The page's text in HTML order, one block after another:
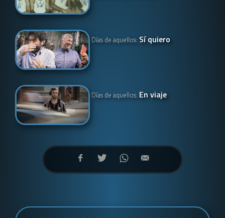
Días de aquellos: Sí quiero
Días de aquellos: En viaje